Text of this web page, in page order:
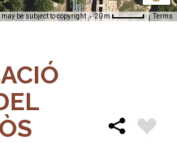
may be subject to copyright 20 m Terms